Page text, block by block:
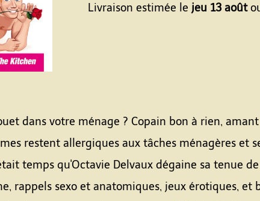
Livraison estimée le jeu 13 août
dans votre ménage ? Copain bon à rien,
restent allergiques aux tâches ménagères et
temps qu'Octavie Delvaux dégaine sa tenue
rappels sexo et anatomiques, jeux érotiques,